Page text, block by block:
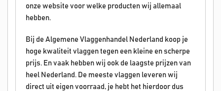
onze website voor welke producten wij allemaal
hebben.
Bij de Algemene Vlaggenhandel Nederland koop je
hoge kwaliteit vlaggen tegen een kleine en scherpe
prijs. En vaak hebben wij ook de laagste prijzen van
heel Nederland. De meeste vlaggen leveren wij
direct uit eigen voorraad, je hebt het hierdoor dus